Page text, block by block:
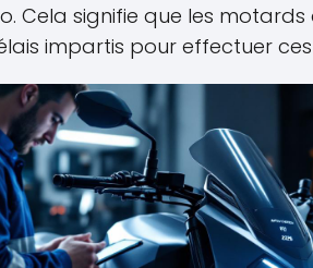
Cela signifie que les
impartis pour effectuer